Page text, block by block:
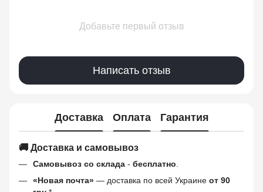
Добавьте первый отзыв
Написать отзыв
Доставка Оплата Гарантия
🚚 Доставка и самовывоз
Самовывоз со склада - бесплатно
«Новая почта» — доставка по всей Украине от 90